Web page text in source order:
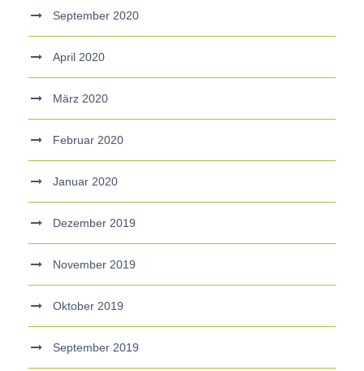
September 2020
April 2020
März 2020
Februar 2020
Januar 2020
Dezember 2019
November 2019
Oktober 2019
September 2019